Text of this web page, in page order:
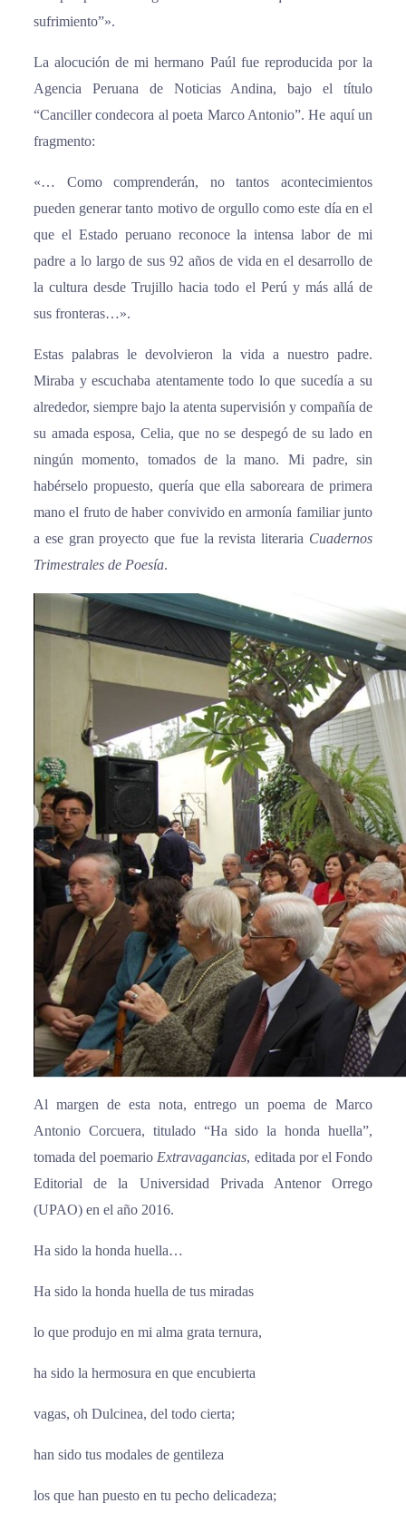
sufrimiento”».
La alocución de mi hermano Paúl fue reproducida por la
Agencia Peruana de Noticias Andina, bajo el título
“Canciller condecora al poeta Marco Antonio”. He aquí un
fragmento:
«… Como comprenderán, no tantos acontecimientos
pueden generar tanto motivo de orgullo como este día en el
que el Estado peruano reconoce la intensa labor de mi
padre a lo largo de sus 92 años de vida en el desarrollo de
la cultura desde Trujillo hacia todo el Perú y más allá de
sus fronteras…».
Estas palabras le devolvieron la vida a nuestro padre.
Miraba y escuchaba atentamente todo lo que sucedía a su
alrededor, siempre bajo la atenta supervisión y compañía de
su amada esposa, Celia, que no se despegó de su lado en
ningún momento, tomados de la mano. Mi padre, sin
habérselo propuesto, quería que ella saboreara de primera
mano el fruto de haber convivido en armonía familiar junto
a ese gran proyecto que fue la revista literaria Cuadernos
Trimestrales de Poesía.
Al margen de esta nota, entrego un poema de Marco
Antonio Corcuera, titulado “Ha sido la honda huella”,
tomada del poemario Extravagancias, editada por el Fondo
Editorial de la Universidad Privada Antenor Orrego
(UPAO) en el año 2016.
Ha sido la honda huella…
Ha sido la honda huella de tus miradas
lo que produjo en mi alma grata ternura,
ha sido la hermosura en que encubierta
vagas, oh Dulcinea, del todo cierta;
han sido tus modales de gentileza
los que han puesto en tu pecho delicadeza;